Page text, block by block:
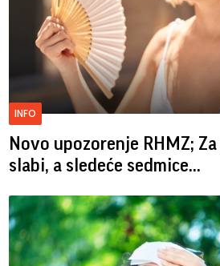
INFO
Novo upozorenje RHMZ;
slabi, a sledeće sedmice...